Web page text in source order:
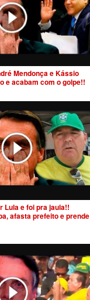
Mendonça e Kássio
e acabam com o golpe!!
Lula e foi pra jaula!!
afasta prefeito e prende